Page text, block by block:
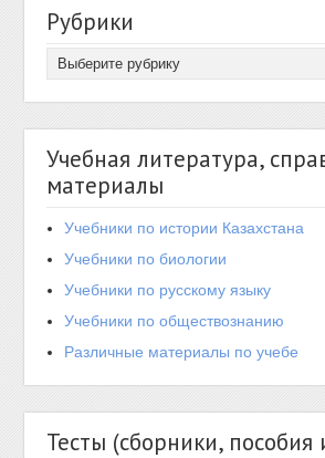
Рубрики
Учебная литература,
материалы
Учебники по истории Казахстана
Учебники по биологии
Учебники по русскому языку
Учебники по обществознанию
Различные материалы по учебе
Тесты (сборники, пособия